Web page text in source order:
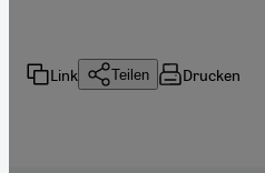
Link Teilen Drucken